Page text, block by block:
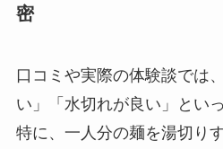
密
口コミや実際の体験談では
い」「水切れが良い」とい
特に、一人分の麺を湯切り